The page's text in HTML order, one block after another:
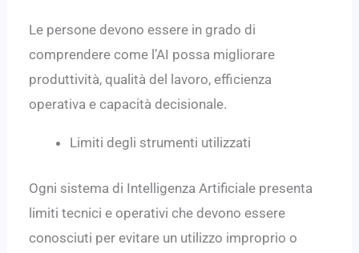
Le persone devono essere in grado di
comprendere come l’AI possa migliorare
produttività, qualità del lavoro, efficienza
operativa e capacità decisionale.
Limiti degli strumenti utilizzati
Ogni sistema di Intelligenza Artificiale presenta
limiti tecnici e operativi che devono essere
conosciuti per evitare un utilizzo improprio o